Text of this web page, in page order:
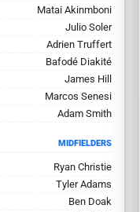
Matai Akinmboni
Julio Soler
Adrien Truffert
Bafodé Diakité
James Hill
Marcos Senesi
Adam Smith
MIDFIELDERS
Ryan Christie
Tyler Adams
Ben Doak